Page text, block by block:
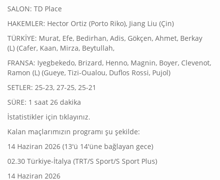
SALON: TD Place
HAKEMLER: Hector Ortiz (Porto Riko), Jiang Liu (Çin)
TÜRKİYE: Murat, Efe, Bedirhan, Adis, Gökçen, Ahmet, Berkay
(L) (Cafer, Kaan, Mirza, Beytullah,
FRANSA: Iyegbekedo, Brizard, Henno, Magnin, Boyer, Clevenot,
Ramon (L) (Gueye, Tizi-Oualou, Duflos Rossi, Pujol)
SETLER: 25-23, 27-25, 25-21
SÜRE: 1 saat 26 dakika
İstatistikler için tıklayınız.
Kalan maçlarımızın programı şu şekilde:
14 Haziran 2026 (13'ü 14'üne bağlayan gece)
02.30 Türkiye-İtalya (TRT/S Sport/S Sport Plus)
14 Haziran 2026